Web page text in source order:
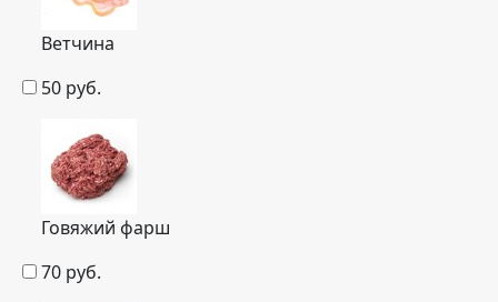
Ветчина
50 руб.
Говяжий фарш
70 руб.